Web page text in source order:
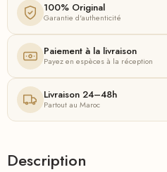
100% Original
Garantie d'authenticité
Paiement à la livraison
Payez en espèces à la réception
Livraison 24–48h
Partout au Maroc
Description